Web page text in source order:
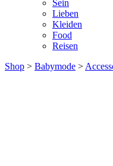
Sein
Lieben
Kleiden
Food
Reisen
Shop > Babymode >